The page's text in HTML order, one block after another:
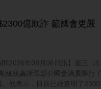
億欺詐 籲國會更嚴
間2026年08月06日訊】週三（8
總統萬斯跟部分國會議員舉行了
。他表示，目前已經查明了2300